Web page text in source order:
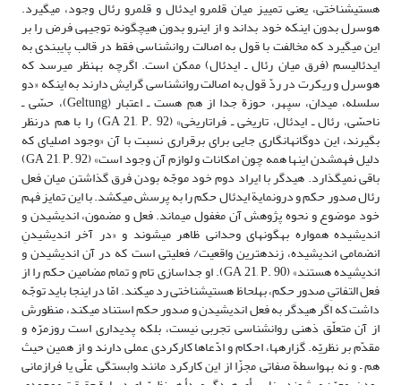
هستى‏شناختى، یعنى تمییز میان قلمرو ایدئال و قلمرو رئال وجود، مى‏گیرد.
هوسرل بدون اینکه خود بداند و از این‏رو بدون هیچ‏گونه توجیهى فرض را بر
این مى‏گیرد که مخالفت با قول به اصالت روان‏شناسى فقط در قالب پایبندی به
ایدئالیسم (فرق میان رئال ـ ایدئال) ممکن است. اگرچه به‏نظر مى‏رسد که
هوسرل و ریکرت در ردّ قول به اصالت روان‏شناسى گرایش دارند به اینکه «دو
سلسله، میدان، سپهر، حوزة جدا از همِ هست ـ اعتبار (Geltung)، حسّى ـ
ناحسّى، رئال ـ ایدئال، تاریخى ـ فراتاریخی» (GA 21, P. 92) را با هم درنظر
بگیرند، این دوگانه‏انگارى جایى براى برقرارى نسبت با آن «وجود اصلى‏اى که
دلیل فهم‏شدن اینها همه چون امکانات و لوازم آن وجود است» (GA 21, P. 92)
باقى نمى‏گذارد. هیدگر با ایراد دوم خود موجّه بودن فرق گذاشتن میان فعل
رئال صدور حکم و درونمایة ایدئال حکم را به پرسش مى‏کشد. با این تمایز فهم
خود موضوع و نحوه پژوهش آن مغفول مى‏ماند. فعل و مضمون، اندیشیدن و
اندیشیده همواره به‏گونه‏اى وحدانى ظاهر مى‏شوند و «در آخر اندیشیدنِ
انضمامى اندیشیده، زنده‏ترین واقعیت/ فعلیتى است که در آن اندیشیدن و
اندیشیده هستند» (GA 21, P. 90). او جداسازى تام و تمام مضامین حکم را از
فعل التفاتىِ صدور حکم، به‏لحاظ هستى‏شناختى رد مى‏کند. امّا در اینجا باید توجّه
داشت که اگر هیدگر به فعل اندیشیدن و صدور حکم استناد مى‏کند، منظورش
از آن متعلّق ذهنى روان‏شناسى تجربى نیست، بلکه پدیدارى است روزمرّه و
مقدّم بر نظریّه. گزاره‏ها، احکام و ادّعا‌ها کارکردى عملى دارند و از همین حیث
هم – و نه به‏واسطة صفاتى مجزّا از این کارکرد مانند وابستگى علّى یا فرازمانى